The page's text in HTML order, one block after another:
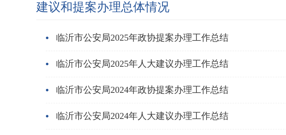
建议和提案办理总体情况
临沂市公安局2025年政协提案办理工作总结
临沂市公安局2025年人大建议办理工作总结
临沂市公安局2024年政协提案办理工作总结
临沂市公安局2024年人大建议办理工作总结